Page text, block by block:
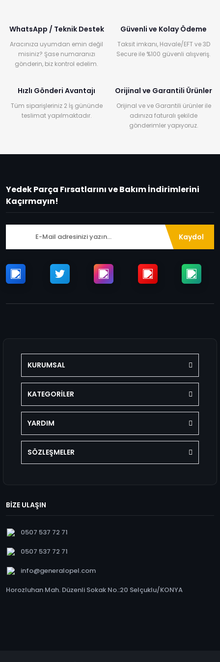
WhatsApp / Teknik Destek
Aracınıza uyumdan emin değil
misiniz? Şase numaranızı
gönderin, biz kontrol edelim.
Güvenli ve Kolay Ödeme
Taksit imkanı, Havale/EFT ve 3D
Secure ile %100 güvenli alışveriş.
Hızlı Gönderi Avantajı
Tüm siparişleriniz 2 İş gününde
teslimat yapılmaktadır.
Orijinal ve Garantili Ürünler
Orijinal ve ve Garantili ürünler ile
adınıza faturalı şekilde
gönderimler yapıyoruz.
Yedek Parça Fırsatlarını ve Bakım İndirimlerini
Kaçırmayın!
Kaydol
KURUMSAL
KATEGORİLER
YARDIM
SÖZLEŞMELER
BİZE ULAŞIN
0507 537 72 71
0507 537 72 71
info@generalopel.com
Horozluhan Mah. Düzenli Sokak No.:20 Selçuklu/KONYA